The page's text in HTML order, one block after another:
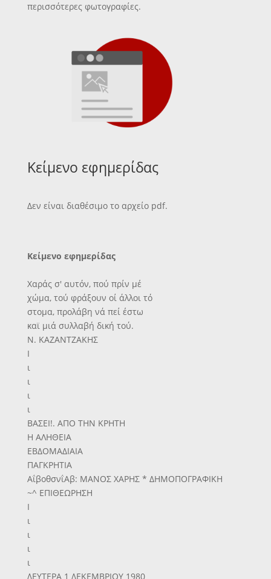
περισσότερες φωτογραφίες.
Κείμενο εφημερίδας
Δεν είναι διαθέσιμο το αρχείο pdf.
Κείμενο εφημερίδας
Χαράς σ' αυτόν, πού πρίν μέ
χώμα, τού φράξουν οί άλλοι τό
στομα, προλάβη νά πεί έστω
καϊ μιά συλλαβή δική τού.
Ν. ΚΑΖΑΝΤΖΑΚΗΣ
Ι
ι
ι
ι
ι
ΒΑΣΕΙ!. ΑΠΟ ΤΗΝ ΚΡΗΤΗ
Η ΑΛΗΘΕΙΑ
ΕΒΔΟΜΑΔΙΑΙΑ
ΠΑΓΚΡΗΤΙΑ
ΑΐβοθσνΐΑβ: ΜΑΝΟΣ ΧΑΡΗΣ * ΔΗΜΟΠΟΓΡΑΦΙΚΗ
~^ ΕΠΙΘΕΩΡΗΣΗ
Ι
ι
ι
ι
ι
ΔΕΥΤΕΡΑ 1 ΔΕΚΕΜΒΡΙΟΥ 1980